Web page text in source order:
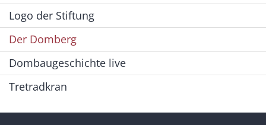
Logo der Stiftung
Der Domberg
Dombaugeschichte live
Tretradkran